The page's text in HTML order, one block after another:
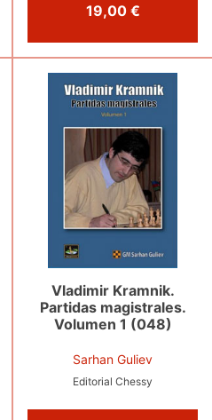
19,00 €
Vladimir Kramnik.
Partidas magistrales.
Volumen 1 (048)
Sarhan Guliev
Editorial Chessy